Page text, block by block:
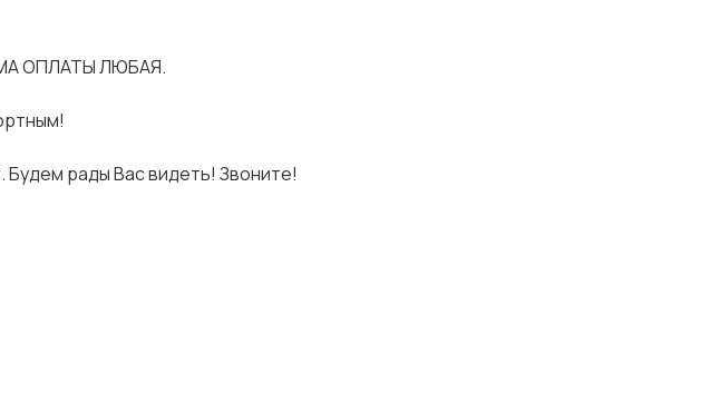
ОПЛАТЫ ЛЮБАЯ.
Будем рады Вас видеть! Звоните!